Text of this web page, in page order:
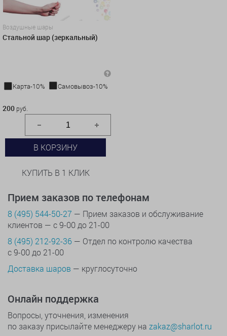
Воздушные шары
Стальной шар (зеркальный)
Карта-10%
Самовывоз-10%
200 руб.
В КОРЗИНУ
КУПИТЬ В 1 КЛИК
Прием заказов по телефонам
8 (495) 544-50-27 — Прием заказов и обслуживание
клиентов — с 9-00 до 21-00
8 (495) 212-92-36 — Отдел по контролю качества
с 9-00 до 21-00
Доставка шаров — круглосуточно
Онлайн поддержка
Вопросы, уточнения, изменения
по заказу присылайте менеджеру на zakaz@sharlot.ru